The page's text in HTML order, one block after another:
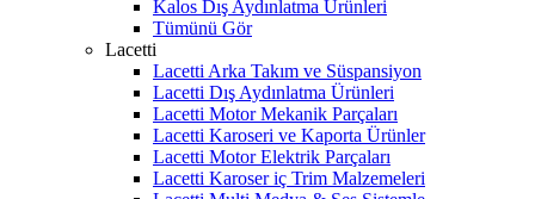
Kalos Dış Aydınlatma Ürünleri
Tümünü Gör
Lacetti
Lacetti Arka Takım ve Süspansiyon
Lacetti Dış Aydınlatma Ürünleri
Lacetti Motor Mekanik Parçaları
Lacetti Karoseri ve Kaporta Ürünler
Lacetti Motor Elektrik Parçaları
Lacetti Karoser iç Trim Malzemeleri